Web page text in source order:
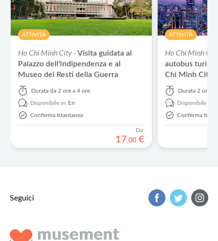
ATTIVITÀ
Ho Chi Minh City -Visita guidata al
Palazzo dell'Indipendenza e al
Museo dei Resti della Guerra
Durata da 2 ore a 4 ore
Disponibile in: En
Conferma Istantanea
Da:
17,00 €
ATTIVITÀ
Ho Chi Minh
autobus
Chi Minh City
Durata 2 ore
Disponibile in:
Conferma
Seguici